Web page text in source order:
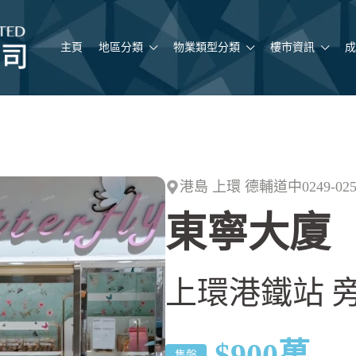
主頁 地區分類 物業類型分類 樓市資訊
港島 上環 德輔道中0249-
東寧大廈
上環港鐵站